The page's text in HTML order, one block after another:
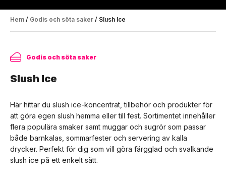
Hem / Godis och söta saker / Slush Ice
Godis och söta saker
Slush Ice
Här hittar du slush ice-koncentrat, tillbehör och produkter för
att göra egen slush hemma eller till fest. Sortimentet innehåller
flera populära smaker samt muggar och sugrör som passar
både barnkalas, sommarfester och servering av kalla
drycker. Perfekt för dig som vill göra färgglad och svalkande
slush ice på ett enkelt sätt.